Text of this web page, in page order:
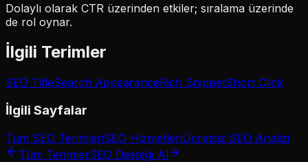
Dolaylı olarak CTR üzerinden etkiler; sıralama üzerinde
de rol oynar.
İlgili Terimler
SEO TitleSearch AppearanceRich SnippetShort Click
İlgili Sayfalar
Tüm SEO TerimleriSEO HizmetleriÜcretsiz SEO Analizi
Tüm TerimlerSEO Desteği Al